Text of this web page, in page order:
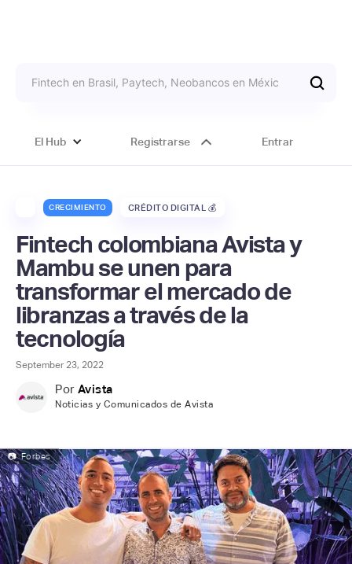
El Hub Registrarse Entrar
CRECIMIENTO CRÉDITO DIGITAL 💰
Fintech colombiana Avista y
Mambu se unen para
transformar el mercado de
libranzas a través de la
tecnología
September 23, 2022
Por Avista
Noticias y Comunicados de Avista
📷 Forbes